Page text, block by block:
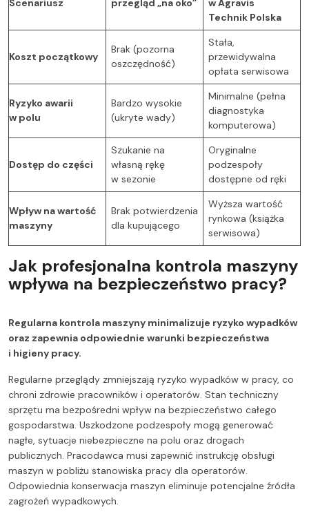
Scenariusz
przegląd „na oko”
w Agravis
Technik Polska
Koszt początkowy
Brak (pozorna
oszczędność)
Stała,
przewidywalna
opłata serwisowa
Ryzyko awarii
w polu
Bardzo wysokie
(ukryte wady)
Minimalne (pełna
diagnostyka
komputerowa)
Dostęp do części
Szukanie na
własną rękę
w sezonie
Oryginalne
podzespoły
dostępne od ręki
Wpływ na wartość
maszyny
Brak potwierdzenia
dla kupującego
Wyższa wartość
rynkowa (książka
serwisowa)
Jak profesjonalna kontrola maszyny
wpływa na bezpieczeństwo pracy?
Regularna kontrola maszyny minimalizuje ryzyko wypadków
oraz zapewnia odpowiednie warunki bezpieczeństwa
i higieny pracy.
Regularne przeglądy zmniejszają ryzyko wypadków w pracy, co
chroni zdrowie pracowników i operatorów. Stan techniczny
sprzętu ma bezpośredni wpływ na bezpieczeństwo całego
gospodarstwa. Uszkodzone podzespoły mogą generować
nagłe, sytuacje niebezpieczne na polu oraz drogach
publicznych. Pracodawca musi zapewnić instrukcję obsługi
maszyn w pobliżu stanowiska pracy dla operatorów.
Odpowiednia konserwacja maszyn eliminuje potencjalne źródła
zagrożeń wypadkowych.